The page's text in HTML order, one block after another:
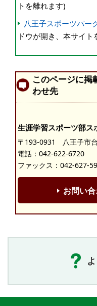
トを離れます)
八王子スポーツパー
ドウが開き、本サイト
このページに掲
わせ先
生涯学習スポーツ部ス
〒193-0931 八王子市
電話： 042-622-6720
ファックス：042-627-
お問い